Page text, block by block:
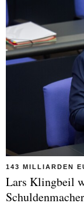
143 MILLIARDEN
Lars Klingbeil
Schuldenmacher